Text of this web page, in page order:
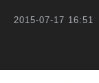
2015-07-17 16:51